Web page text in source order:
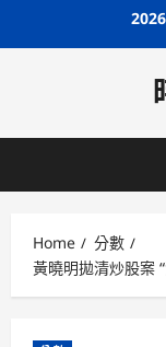
Home
分數
黃曉明拋清炒股案